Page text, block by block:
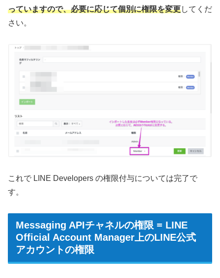
っていますので、必要に応じて個別に権限を変更してくだ
さい。
これで LINE Developers の権限付与については完了で
す。
Messaging APIチャネルの権限 = LINE
Official Account Manager上のLINE公式
アカウントの権限